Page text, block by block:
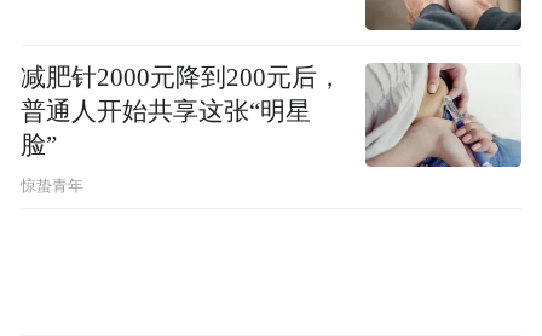
减肥针2000元降到200元后，
普通人开始共享这张“明星
脸”
惊蛰青年